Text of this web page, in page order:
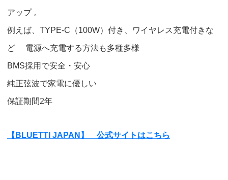
アップ 。
例えば、TYPE-C（100W）付き、ワイヤレス充電付きな
ど 電源へ充電する方法も多種多様
BMS採用で安全・安心
純正弦波で家電に優しい
保証期間2年
【BLUETTI JAPAN】 公式サイトはこちら